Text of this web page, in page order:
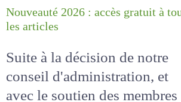
Nouveauté 2026 : accès gratuit à
Suite à la décision de notre
conseil d'administration, et